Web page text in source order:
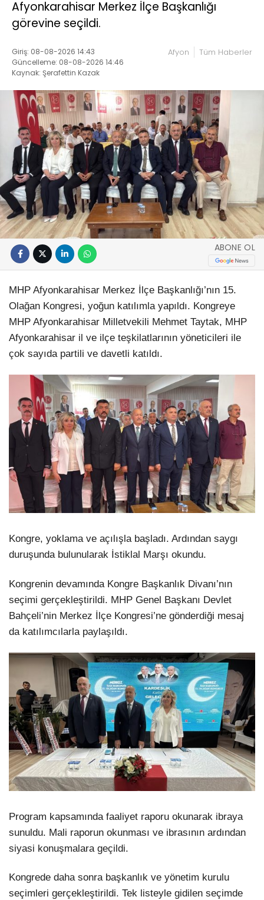
Afyonkarahisar Merkez İlçe Başkanlığı
görevine seçildi.
Giriş: 08-08-2026 14:43
Güncelleme: 08-08-2026 14:46
Kaynak: Şerafettin Kazak
Afyon Tüm Haberler
ABONE OL
MHP Afyonkarahisar Merkez İlçe Başkanlığı’nın 15.
Olağan Kongresi, yoğun katılımla yapıldı. Kongreye
MHP Afyonkarahisar Milletvekili Mehmet Taytak, MHP
Afyonkarahisar il ve ilçe teşkilatlarının yöneticileri ile
çok sayıda partili ve davetli katıldı.
Kongre, yoklama ve açılışla başladı. Ardından saygı
duruşunda bulunularak İstiklal Marşı okundu.
Kongrenin devamında Kongre Başkanlık Divanı’nın
seçimi gerçekleştirildi. MHP Genel Başkanı Devlet
Bahçeli’nin Merkez İlçe Kongresi’ne gönderdiği mesaj
da katılımcılarla paylaşıldı.
Program kapsamında faaliyet raporu okunarak ibraya
sunuldu. Mali raporun okunması ve ibrasının ardından
siyasi konuşmalara geçildi.
Kongrede daha sonra başkanlık ve yönetim kurulu
seçimleri gerçekleştirildi. Tek listeyle gidilen seçimde